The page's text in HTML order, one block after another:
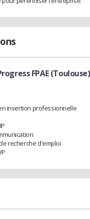
FPAE (Toulouse)
insertion professionnelle
recherche d'emploi